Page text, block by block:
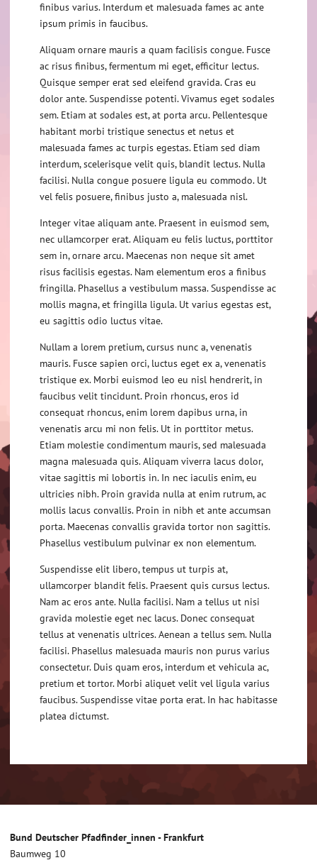
finibus varius. Interdum et malesuada fames ac ante
ipsum primis in faucibus.
Aliquam ornare mauris a quam facilisis congue. Fusce
ac risus finibus, fermentum mi eget, efficitur lectus.
Quisque semper erat sed eleifend gravida. Cras eu
dolor ante. Suspendisse potenti. Vivamus eget sodales
sem. Etiam at sodales est, at porta arcu. Pellentesque
habitant morbi tristique senectus et netus et
malesuada fames ac turpis egestas. Etiam sed diam
interdum, scelerisque velit quis, blandit lectus. Nulla
facilisi. Nulla congue posuere ligula eu commodo. Ut
vel felis posuere, finibus justo a, malesuada nisl.
Integer vitae aliquam ante. Praesent in euismod sem,
nec ullamcorper erat. Aliquam eu felis luctus, porttitor
sem in, ornare arcu. Maecenas non neque sit amet
risus facilisis egestas. Nam elementum eros a finibus
fringilla. Phasellus a vestibulum massa. Suspendisse ac
mollis magna, et fringilla ligula. Ut varius egestas est,
eu sagittis odio luctus vitae.
Nullam a lorem pretium, cursus nunc a, venenatis
mauris. Fusce sapien orci, luctus eget ex a, venenatis
tristique ex. Morbi euismod leo eu nisl hendrerit, in
faucibus velit tincidunt. Proin rhoncus, eros id
consequat rhoncus, enim lorem dapibus urna, in
venenatis arcu mi non felis. Ut in porttitor metus.
Etiam molestie condimentum mauris, sed malesuada
magna malesuada quis. Aliquam viverra lacus dolor,
vitae sagittis mi lobortis in. In nec iaculis enim, eu
ultricies nibh. Proin gravida nulla at enim rutrum, ac
mollis lacus convallis. Proin in nibh et ante accumsan
porta. Maecenas convallis gravida tortor non sagittis.
Phasellus vestibulum pulvinar ex non elementum.
Suspendisse elit libero, tempus ut turpis at,
ullamcorper blandit felis. Praesent quis cursus lectus.
Nam ac eros ante. Nulla facilisi. Nam a tellus ut nisi
gravida molestie eget nec lacus. Donec consequat
tellus at venenatis ultrices. Aenean a tellus sem. Nulla
facilisi. Phasellus malesuada mauris non purus varius
consectetur. Duis quam eros, interdum et vehicula ac,
pretium et tortor. Morbi aliquet velit vel ligula varius
faucibus. Suspendisse vitae porta erat. In hac habitasse
platea dictumst.
Bund Deutscher Pfadfinder_innen - Frankfurt
Baumweg 10